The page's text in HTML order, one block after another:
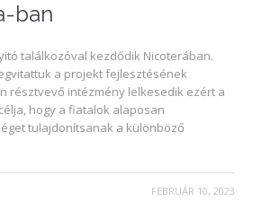
ban
találkozóval kezdődik Nicoterában.
a projekt fejlesztésének
résztvevő intézmény lelkesedik ezért a
hogy a fiatalok alaposan
tulajdonítsanak a különböző
FEBRUÁR 10, 2023